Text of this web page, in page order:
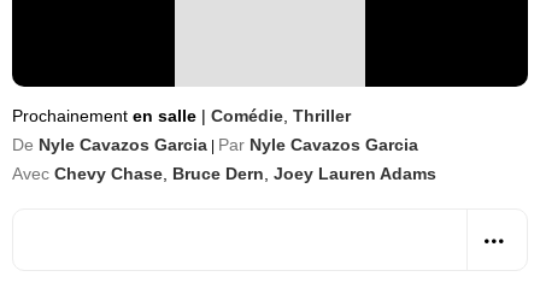
Prochainement en salle | Comédie Thriller
De Nyle Cavazos Garcia Par Nyle Cavazos Garcia
Avec Chevy Chase Bruce Dern Joey Lauren Adams